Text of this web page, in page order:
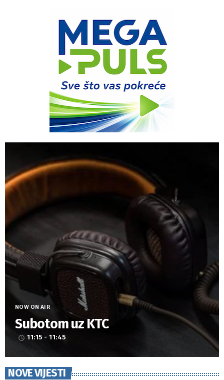
NOW ON AIR
Subotom uz KTC
access_time 11:15 - 11:45
NOVE VIJESTI